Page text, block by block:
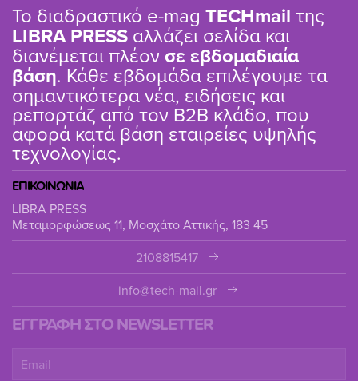
Το διαδραστικό e-mag TΕCHmail της
LIBRA PRESS αλλάζει σελίδα και
διανέμεται πλέον σε εβδομαδιαία
βάση. Κάθε εβδομάδα επιλέγουμε τα
σημαντικότερα νέα, ειδήσεις και
ρεπορτάζ από τον B2B κλάδο, που
αφορά κατά βάση εταιρείες υψηλής
τεχνολογίας.
ΕΠΙΚΟΙΝΩΝΙΑ
LIBRA PRESS
Μεταμορφώσεως 11, Μοσχάτο Αττικής, 183 45
2108815417
info@tech-mail.gr
ΕΓΓΡΑΦΗ ΣΤΟ NEWSLETTER